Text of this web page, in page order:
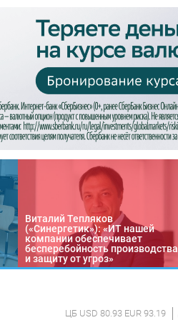
Виталий Тепляков
(«Синергетик»): «ИТ нашей
компании обеспечивает
бесперебойность производства
и защиту от угроз»
ЦБ USD 80.93 EUR 93.19